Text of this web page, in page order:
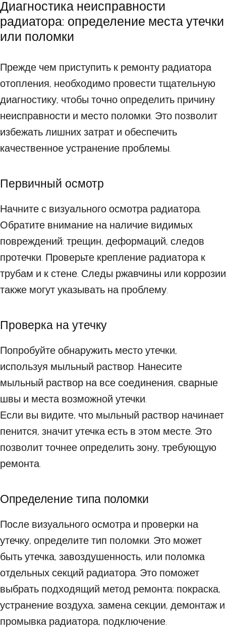
Диагностика неисправности
радиатора: определение места утечки
или поломки
Прежде чем приступить к ремонту радиатора
отопления, необходимо провести тщательную
диагностику, чтобы точно определить причину
неисправности и место поломки. Это позволит
избежать лишних затрат и обеспечить
качественное устранение проблемы.
Первичный осмотр
Начните с визуального осмотра радиатора.
Обратите внимание на наличие видимых
повреждений: трещин, деформаций, следов
протечки. Проверьте крепление радиатора к
трубам и к стене. Следы ржавчины или коррозии
также могут указывать на проблему.
Проверка на утечку
Попробуйте обнаружить место утечки,
используя мыльный раствор. Нанесите
мыльный раствор на все соединения, сварные
швы и места возможной утечки.
Если вы видите, что мыльный раствор начинает
пенится, значит утечка есть в этом месте. Это
позволит точнее определить зону, требующую
ремонта.
Определение типа поломки
После визуального осмотра и проверки на
утечку, определите тип поломки. Это может
быть утечка, завоздушенность, или поломка
отдельных секций радиатора. Это поможет
выбрать подходящий метод ремонта: покраска,
устранение воздуха, замена секции, демонтаж и
промывка радиатора, подключение.